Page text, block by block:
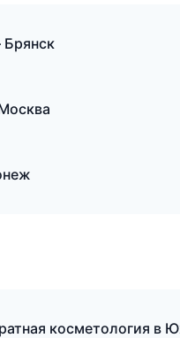
косметология в